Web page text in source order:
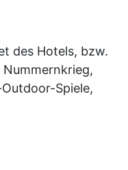
des Hotels, bzw.
Nummernkrieg,
Spiele,